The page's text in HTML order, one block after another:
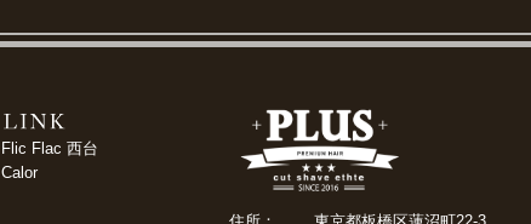
Flic Flac 西台
Calor